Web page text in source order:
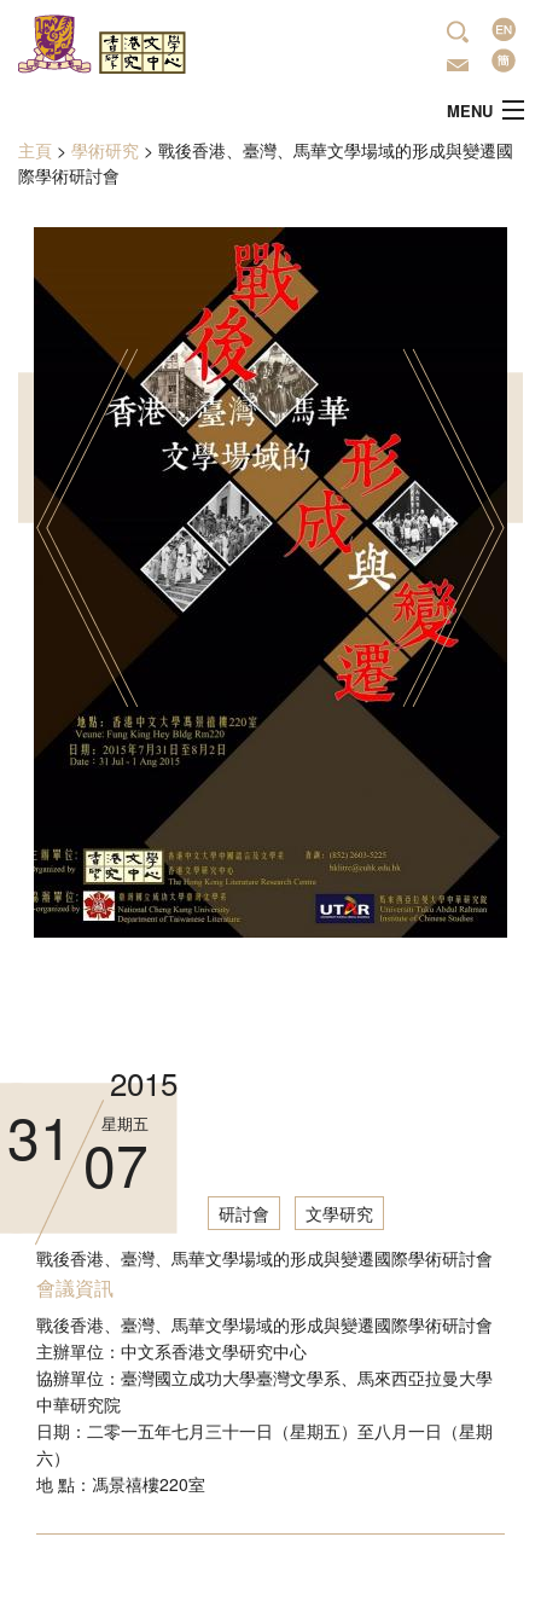
移至主內容
語
言
MENU
主頁
最新活動
學術研究
文學推廣
出版
香港文學資料庫
您在這裡
主頁 > 學術研究 > 戰後香港、臺灣、馬華文學場域的形成與變遷國
際學術研討會
2015
07
31 星期五
研討會
文學研究
戰後香港、臺灣、馬華文學場域的形成與變遷國際學術研討會
會議資訊
戰後香港、臺灣、馬華文學場域的形成與變遷國際學術研討會
主辦單位：中文系香港文學研究中心
協辦單位：臺灣國立成功大學臺灣文學系、馬來西亞拉曼大學
中華研究院
日期：二零一五年七月三十一日（星期五）至八月一日（星期
六）
地 點：馮景禧樓220室